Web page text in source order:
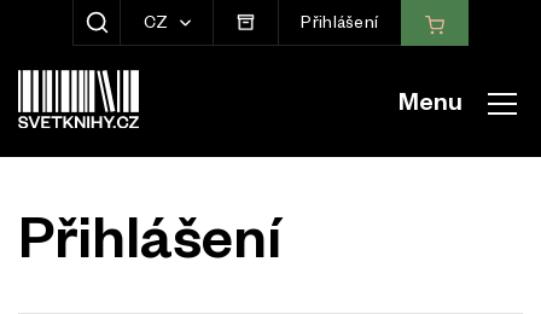
ZOBRAZIT HLEDÁNÍ
CZ Přihlášení
Menu
Přihlášení